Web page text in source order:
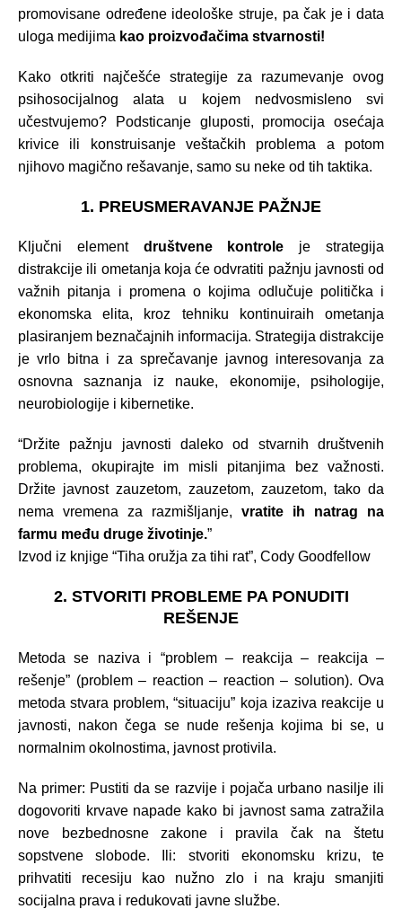
promovisane određene ideološke struje, pa čak je i data
uloga medijima kao proizvođačima stvarnosti!
Kako otkriti najčešće strategije za razumevanje ovog
psihosocijalnog alata u kojem nedvosmisleno svi
učestvujemo? Podsticanje gluposti, promocija osećaja
krivice ili konstruisanje veštačkih problema a potom
njihovo magično rešavanje, samo su neke od tih taktika.
1. PREUSMERAVANJE PAŽNJE
Ključni element društvene kontrole je strategija
distrakcije ili ometanja koja će odvratiti pažnju javnosti od
važnih pitanja i promena o kojima odlučuje politička i
ekonomska elita, kroz tehniku kontinuiraih ometanja
plasiranjem beznačajnih informacija. Strategija distrakcije
je vrlo bitna i za sprečavanje javnog interesovanja za
osnovna saznanja iz nauke, ekonomije, psihologije,
neurobiologije i kibernetike.
“Držite pažnju javnosti daleko od stvarnih društvenih
problema, okupirajte im misli pitanjima bez važnosti.
Držite javnost zauzetom, zauzetom, zauzetom, tako da
nema vremena za razmišljanje, vratite ih natrag na
farmu među druge životinje.”
Izvod iz knjige “Tiha oružja za tihi rat”, Cody Goodfellow
2. STVORITI PROBLEME PA PONUDITI
REŠENJE
Metoda se naziva i “problem – reakcija – reakcija –
rešenje” (problem – reaction – reaction – solution). Ova
metoda stvara problem, “situaciju” koja izaziva reakcije u
javnosti, nakon čega se nude rešenja kojima bi se, u
normalnim okolnostima, javnost protivila.
Na primer: Pustiti da se razvije i pojača urbano nasilje ili
dogovoriti krvave napade kako bi javnost sama zatražila
nove bezbednosne zakone i pravila čak na štetu
sopstvene slobode. Ili: stvoriti ekonomsku krizu, te
prihvatiti recesiju kao nužno zlo i na kraju smanjiti
socijalna prava i redukovati javne službe.